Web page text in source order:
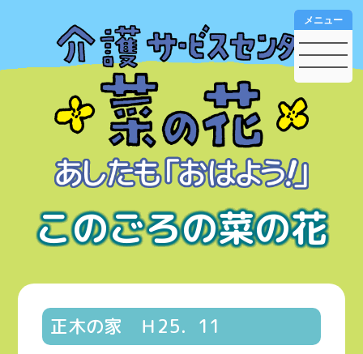
このごろの菜の花
メニュー
正木の家 Ｈ25．11